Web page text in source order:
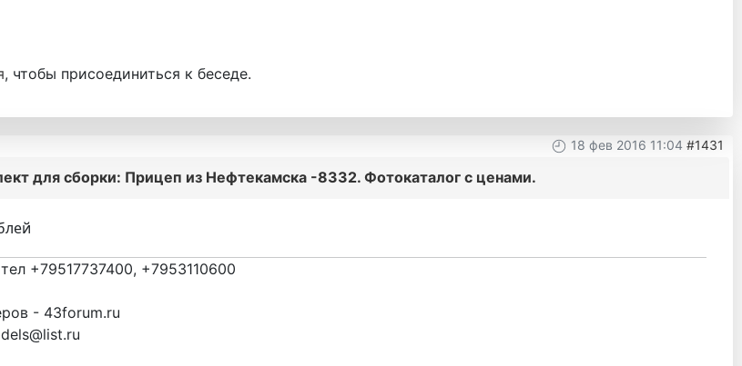
, чтобы присоединиться к беседе.
18 фев 2016 11:04 #1431
для сборки: Прицеп из Нефтекамска -8332. Фотокаталог с ценами.
+79517737400, +7953110600
- 43forum.ru